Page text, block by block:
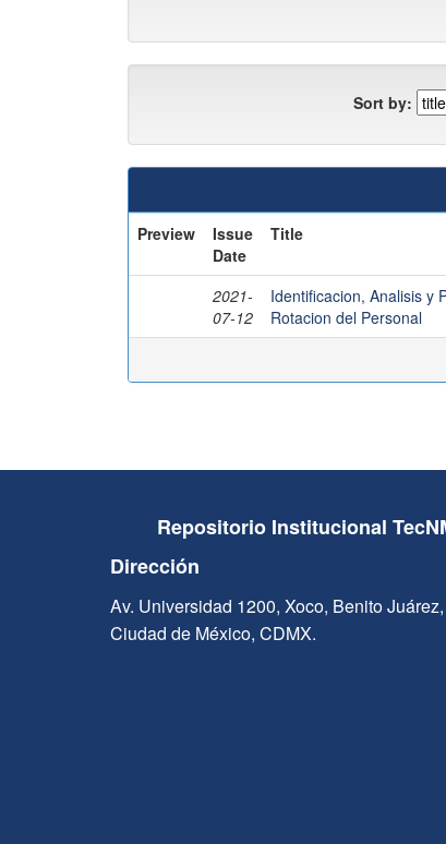
Sort by:
Preview
Issue
Date
Title
2021-
07-12
Identificacion, Analisis y
Rotacion del Personal
Repositorio Institucional
Dirección
Av. Universidad 1200, Xoco, Benito
Ciudad de México, CDMX.